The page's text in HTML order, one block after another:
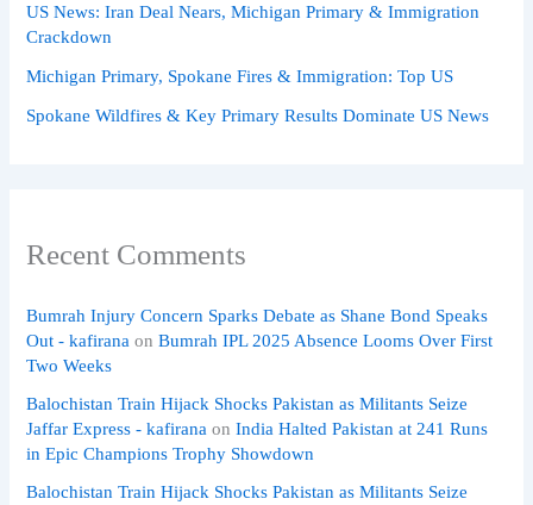
US News: Iran Deal Nears, Michigan Primary & Immigration
Crackdown
Michigan Primary, Spokane Fires & Immigration: Top US
Spokane Wildfires & Key Primary Results Dominate US News
Recent Comments
Bumrah Injury Concern Sparks Debate as Shane Bond Speaks
Out - kafirana onBumrah IPL 2025 Absence Looms Over First
Two Weeks
Balochistan Train Hijack Shocks Pakistan as Militants Seize
Jaffar Express - kafirana onIndia Halted Pakistan at 241 Runs
in Epic Champions Trophy Showdown
Balochistan Train Hijack Shocks Pakistan as Militants Seize